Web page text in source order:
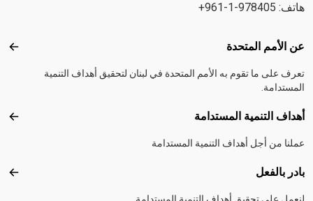
هاتف: 978405-1-961+
Footer menu
عن الأمم المتحدة عن
تعرف على ما تقوم به الأمم المتحدة في لبنان لتحقيق أهداف التنمية
المستدامة.
أهداف التنمية المستدامة
عملنا من أجل أهداف التنمية المستدامة
بادر بالفعل